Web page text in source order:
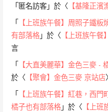
「匿名訪客 」於〈 【基隆正
「 【上班族午餐】周照子鐵
有部落格 」於〈 【上班族午
言
「 【大直美麗華】金色三麥 -
於〈 【聚會】金色三麥 京站店
「 【上班族午餐】紅巷，西
橘子也有部落格 」於〈 【上